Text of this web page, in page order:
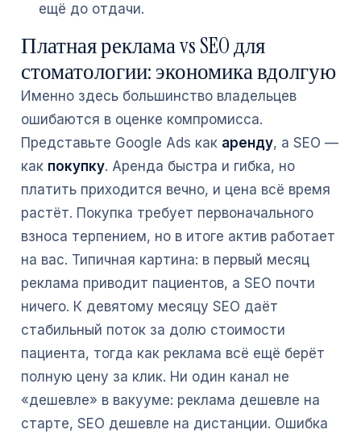
ещё до отдачи.
Платная реклама vs SEO для
стоматологии: экономика вдолгую
Именно здесь большинство владельцев
ошибаются в оценке компромисса.
Представьте Google Ads как аренду, а SEO —
как покупку. Аренда быстра и гибка, но
платить приходится вечно, и цена всё время
растёт. Покупка требует первоначального
взноса терпением, но в итоге актив работает
на вас. Типичная картина: в первый месяц
реклама приводит пациентов, а SEO почти
ничего. К девятому месяцу SEO даёт
стабильный поток за долю стоимости
пациента, тогда как реклама всё ещё берёт
полную цену за клик. Ни один канал не
«дешевле» в вакууме: реклама дешевле на
старте, SEO дешевле на дистанции. Ошибка